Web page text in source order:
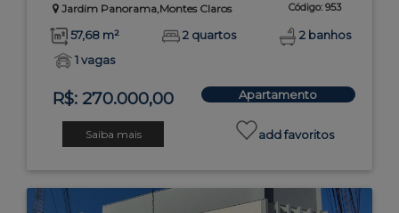
Jardim Panorama,Montes Claros Código: 953
57,68 m² 2 quartos
2 banhos
1 vagas
R$: 270.000,00 Apartamento
Saiba mais add favoritos